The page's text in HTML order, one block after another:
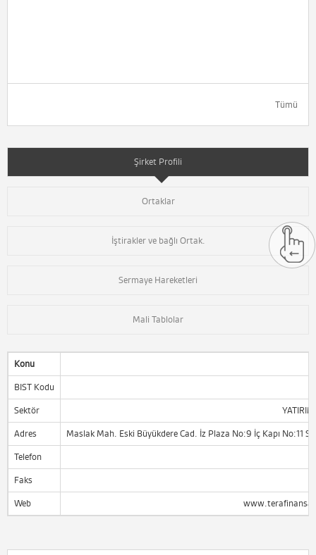
Tümü
Şirket Profili
Ortaklar
İştirakler ve bağlı Ortak.
Sermaye Hareketleri
Mali Tablolar
Konu
BIST Kodu
Sektör
Adres Maslak Mah. Eski Büyükdere Cad. İz Plaza No:9 İç Kapı No:11
Telefon
Faks
Web